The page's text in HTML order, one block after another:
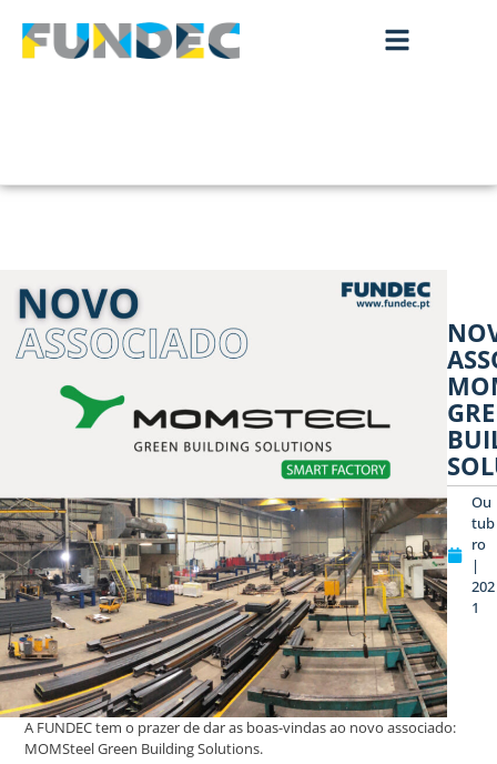
Ou
tub
ro
|
202
1
A FUNDEC tem o prazer de dar as boas-vindas ao novo associado:
MOMSteel Green Building Solutions.